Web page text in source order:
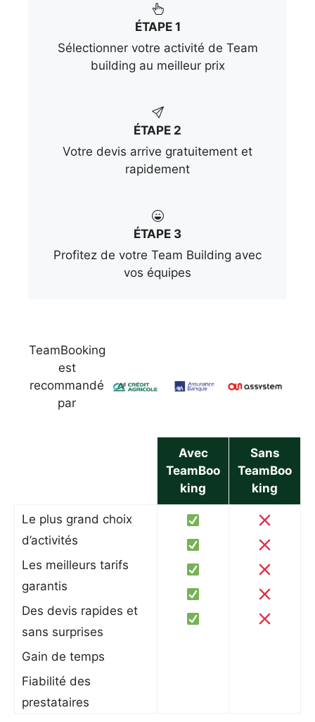
ÉTAPE 1
Sélectionner votre activité de Team
building au meilleur prix
ÉTAPE 2
Votre devis arrive gratuitement et
rapidement
ÉTAPE 3
Profitez de votre Team Building avec
vos équipes
TeamBooking
est
recommandé
par
Avec
TeamBoo
king
Sans
TeamBoo
king
Le plus grand choix
d’activités
Les meilleurs tarifs
garantis
Des devis rapides et
sans surprises
Gain de temps
Fiabilité des
prestataires